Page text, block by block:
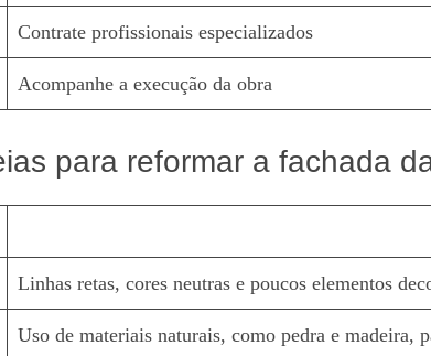
Contrate profissionais especializados
Acompanhe a execução da obra
para reformar a fachada
Linhas retas, cores neutras e poucos elementos
Uso de materiais naturais, como pedra e madeira,